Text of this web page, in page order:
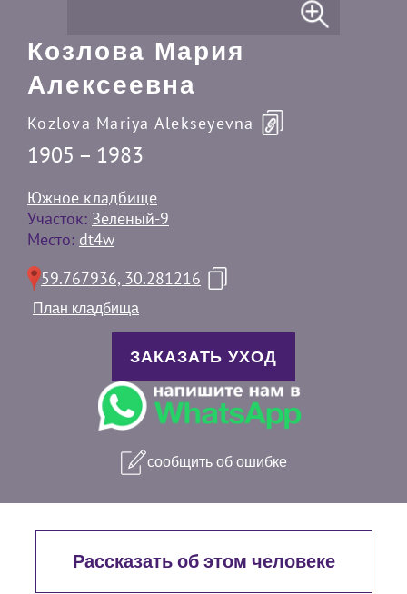
Козлова Мария
Алексеевна
Kozlova Mariya Alekseyevna
1905 – 1983
Южное кладбище
Участок: Зеленый-9
Место: dt4w
59.767936, 30.281216
План кладбища
ЗАКАЗАТЬ УХОД
сообщить об ошибке
Рассказать об этом человеке